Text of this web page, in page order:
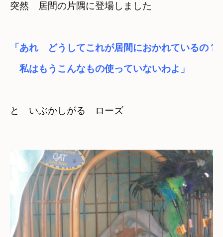
突然　居間の片隅に登場しました
「あれ　どうしてこれが居間におかれているの？
と　いぶかしがる　ローズ